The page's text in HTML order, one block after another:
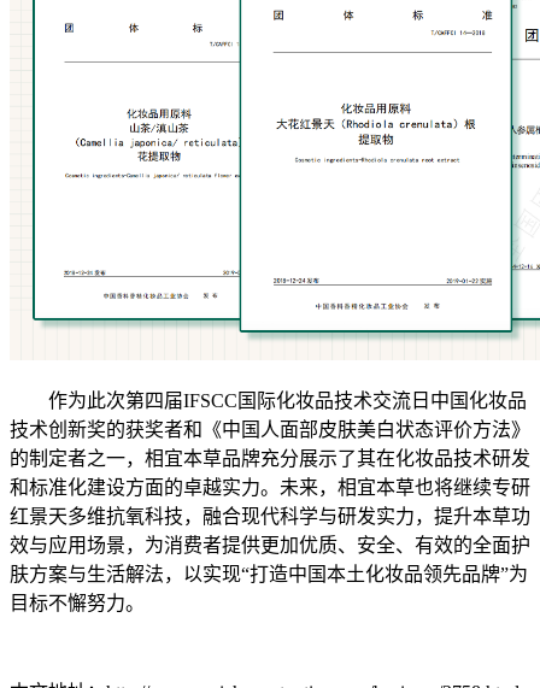
作为此次第四届IFSCC国际化妆品技术交流日中国化妆品
技术创新奖的获奖者和《中国人面部皮肤美白状态评价方法》
的制定者之一，相宜本草品牌充分展示了其在化妆品技术研发
和标准化建设方面的卓越实力。未来，相宜本草也将继续专研
红景天多维抗氧科技，融合现代科学与研发实力，提升本草功
效与应用场景，为消费者提供更加优质、安全、有效的全面护
肤方案与生活解法，以实现“打造中国本土化妆品领先品牌”为
目标不懈努力。